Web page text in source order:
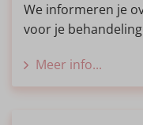
We informeren je
voor je
Meer info...